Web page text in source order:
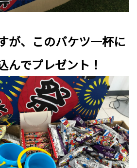
が、このバケツ一杯に
んでプレゼント！